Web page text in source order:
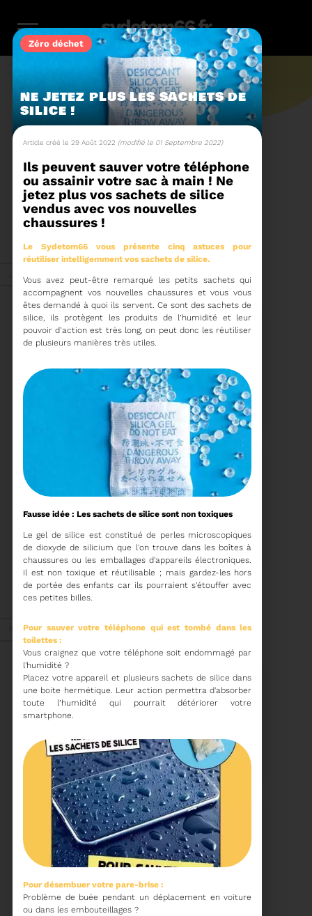
sydetom66.fr
L'actu.
Filtres
246
Compostage
Recyclage
Zéro
déchet
Energie
Reportage
Juin 2026
COMITÉ SYNDICAL DU
SYDETOM66
Voir plus
04/06/2026
PRÉSENTATION DU
RAPPORT D'ACTIVITÉ
2025
Téléchargez le Rapport
Annuel 2024
Mai 2026
BRUNO VALIENTE RÉÉLU
PRÉSIDENT
Élection nouvelle
mandature (2023-
2032)
Voir plus
COMITÉ SYNDICAL DU
SYDETOM66
Zéro déchet
NE JETEZ PLUS LES SACHETS DE
SILICE !
Article créé le 29 Août 2022 (modifié le 01 Septembre 2022)
Ils peuvent sauver votre téléphone
ou assainir votre sac à main ! Ne
jetez plus vos sachets de silice
vendus avec vos nouvelles
chaussures !
Le Sydetom66 vous présente cinq astuces pour
réutiliser intelligemment vos sachets de silice.
Vous avez peut-être remarqué les petits sachets qui
accompagnent vos nouvelles chaussures et vous vous
êtes demandé à quoi ils servent. Ce sont des sachets de
silice, ils protègent les produits de l’humidité et leur
pouvoir d’action est très long, on peut donc les réutiliser
de plusieurs manières très utiles.
Fausse idée : Les sachets de silice sont non toxiques
Le gel de silice est constitué de perles microscopiques
de dioxyde de silicium que l'on trouve dans les boîtes à
chaussures ou les emballages d'appareils électroniques.
Il est non toxique et réutilisable ; mais gardez-les hors
de portée des enfants car ils pourraient s'étouffer avec
ces petites billes.
Pour sauver votre téléphone qui est tombé dans les
toilettes :
Vous craignez que votre téléphone soit endommagé par
l'humidité
Placez votre appareil et plusieurs sachets de silice dans
une boite hermétique. Leur action permettra d'absorber
toute l’humidité qui pourrait détériorer votre
smartphone.
Pour désembuer votre pare-brise :
Problème de buée pendant un déplacement en voiture
ou dans les embouteillages